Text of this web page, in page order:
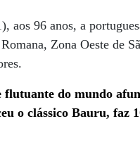
aos 96 anos, a
Zona Oeste de
do mundo
o clássico Bauru, faz